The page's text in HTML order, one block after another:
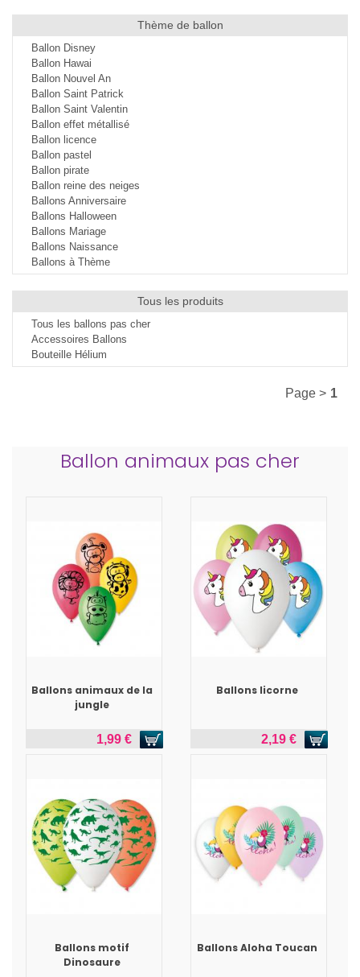
Thème de ballon
Ballon Disney
Ballon Hawai
Ballon Nouvel An
Ballon Saint Patrick
Ballon Saint Valentin
Ballon effet métallisé
Ballon licence
Ballon pastel
Ballon pirate
Ballon reine des neiges
Ballons Anniversaire
Ballons Halloween
Ballons Mariage
Ballons Naissance
Ballons à Thème
Tous les produits
Tous les ballons pas cher
Accessoires Ballons
Bouteille Hélium
Page > 1
Ballon animaux pas cher
Ballons animaux de la
jungle
1,99 €
Ballons licorne
2,19 €
Ballons motif
Dinosaure
Ballons Aloha Toucan